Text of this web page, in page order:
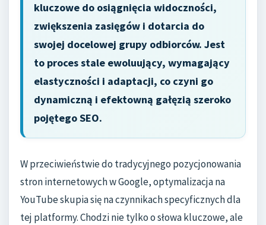
kluczowe do osiągnięcia widoczności,
zwiększenia zasięgów i dotarcia do
swojej docelowej grupy odbiorców. Jest
to proces stale ewoluujący, wymagający
elastyczności i adaptacji, co czyni go
dynamiczną i efektowną gałęzią szeroko
pojętego SEO.
W przeciwieństwie do tradycyjnego pozycjonowania
stron internetowych w Google, optymalizacja na
YouTube skupia się na czynnikach specyficznych dla
tej platformy. Chodzi nie tylko o słowa kluczowe, ale